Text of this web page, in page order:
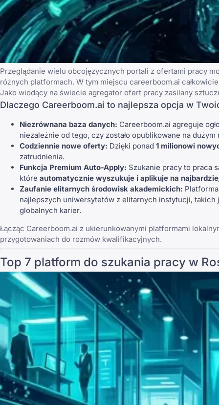
Przeglądanie wielu obcojęzycznych portali z ofertami pracy
różnych platformach. W tym miejscu careerboom.ai
Jako wiodący na świecie agregator ofert pracy zasilany
Dlaczego Careerboom.ai to najlepsza opcja w
Niezrównana baza danych: Careerboom.ai agreguje
niezależnie od tego, czy zostało opublikowane na
Codziennie nowe oferty: Dzięki ponad 1 milionowi
zatrudnienia.
Funkcja Premium Auto-Apply: Szukanie pracy to praca
które automatycznie wyszukuje i aplikuje na
Zaufanie elitarnych środowisk akademickich:
najlepszych uniwersytetów z elitarnych instytucji, takich
globalnych karier.
Łącząc Careerboom.ai z ukierunkowanymi platformami
przygotowaniach do rozmów kwalifikacyjnych.
Top 7 platform do szukania pracy w